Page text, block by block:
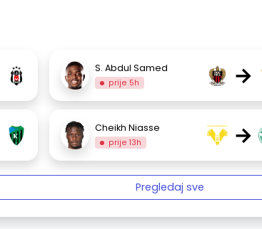
S. Abdul Samed
prije 5h →
Cheikh Niasse
prije 13h →
Pregledaj sve